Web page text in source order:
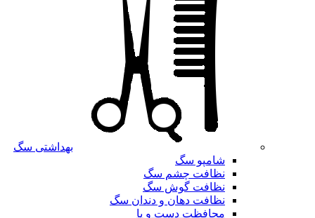
بهداشتی سگ
شامپو سگ
نظافت چشم سگ
نظافت گوش سگ
نظافت دهان و دندان سگ
محافظت دست و پا